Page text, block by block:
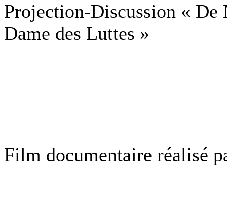
Projection-Discussion « De
Dame des Luttes »
Film documentaire réalisé